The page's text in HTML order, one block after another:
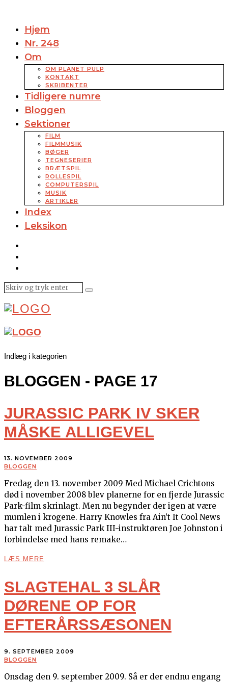
Hjem
Nr. 248
Om
OM PLANET PULP
KONTAKT
SKRIBENTER
Tidligere numre
Bloggen
Sektioner
FILM
FILMMUSIK
BØGER
TEGNESERIER
BRÆTSPIL
ROLLESPIL
COMPUTERSPIL
MUSIK
ARTIKLER
Index
Leksikon
Indlæg i kategorien
BLOGGEN - PAGE 17
JURASSIC PARK IV SKER
MÅSKE ALLIGEVEL
13. NOVEMBER 2009
BLOGGEN
Fredag den 13. november 2009 Med Michael Crichtons
død i november 2008 blev planerne for en fjerde Jurassic
Park-film skrinlagt. Men nu begynder der igen at være
mumlen i krogene. Harry Knowles fra Ain’t It Cool News
har talt med Jurassic Park III-instruktøren Joe Johnston i
forbindelse med hans remake…
LÆS MERE
SLAGTEHAL 3 SLÅR
DØRENE OP FOR
EFTERÅRSSÆSONEN
9. SEPTEMBER 2009
BLOGGEN
Onsdag den 9. september 2009. Så er der endnu engang